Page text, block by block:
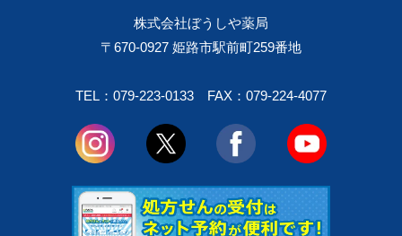
株式会社ぼうしや薬局
〒670-0927 姫路市駅前町259番地
TEL：079-223-0133 FAX：079-224-4077